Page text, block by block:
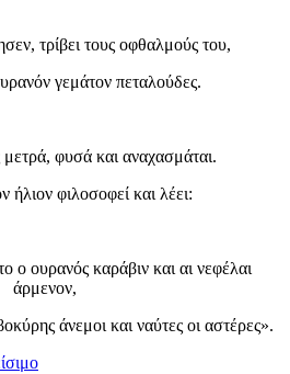
τρίβει τους οφθαλμούς του,
γεμάτον πεταλούδες.
φυσά και αναχασμάται.
ήλιον φιλοσοφεί και λέει:
ο ουρανός καράβιν και αι νεφέλαι
άρμενον,
άνεμοι και ναύτες οι αστέρες».